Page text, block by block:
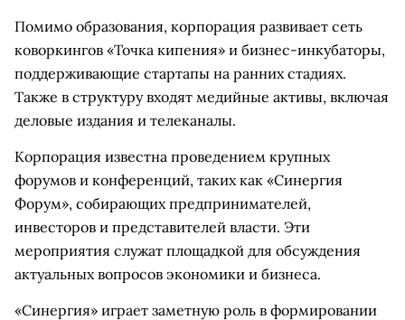
Помимо образования, корпорация развивает сеть
коворкингов «Точка кипения» и бизнес-инкубаторы,
поддерживающие стартапы на ранних стадиях.
Также в структуру входят медийные активы, включая
деловые издания и телеканалы.
Корпорация известна проведением крупных
форумов и конференций, таких как «Синергия
Форум», собирающих предпринимателей,
инвесторов и представителей власти. Эти
мероприятия служат площадкой для обсуждения
актуальных вопросов экономики и бизнеса.
«Синергия» играет заметную роль в формировании